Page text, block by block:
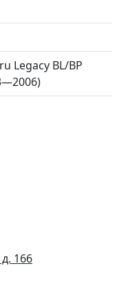
Legacy BL/BP
166